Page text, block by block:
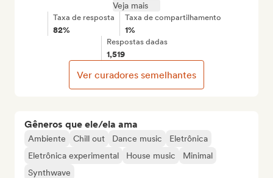
Gêneros que ele/ela ama
Ambiente Chill out Dance music
Eletrônica
Eletrônica experimental
House music
Minimal
Synthwave
Veja mais
Taxa de resposta
82%
Taxa de compartilhamento
1%
Respostas dadas
1,519
Ver curadores semelhantes